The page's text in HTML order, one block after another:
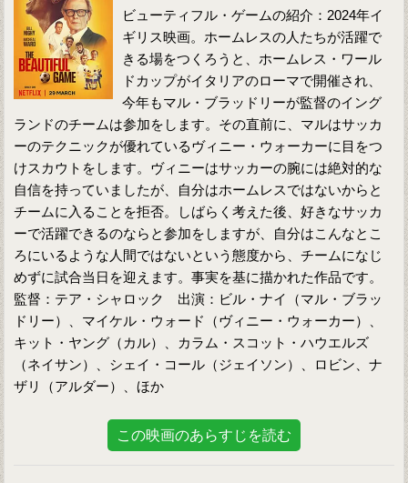
ビューティフル・ゲームの紹介：2024年イ
ギリス映画。ホームレスの人たちが活躍で
きる場をつくろうと、ホームレス・ワール
ドカップがイタリアのローマで開催され、
今年もマル・ブラッドリーが監督のイング
ランドのチームは参加をします。その直前に、マルはサッカ
ーのテクニックが優れているヴィニー・ウォーカーに目をつ
けスカウトをします。ヴィニーはサッカーの腕には絶対的な
自信を持っていましたが、自分はホームレスではないからと
チームに入ることを拒否。しばらく考えた後、好きなサッカ
ーで活躍できるのならと参加をしますが、自分はこんなとこ
ろにいるような人間ではないという態度から、チームになじ
めずに試合当日を迎えます。事実を基に描かれた作品です。
監督：テア・シャロック 出演：ビル・ナイ（マル・ブラッ
ドリー）、マイケル・ウォード（ヴィニー・ウォーカー）、
キット・ヤング（カル）、カラム・スコット・ハウエルズ
（ネイサン）、シェイ・コール（ジェイソン）、ロビン、ナ
ザリ（アルダー）、ほか
この映画のあらすじを読む